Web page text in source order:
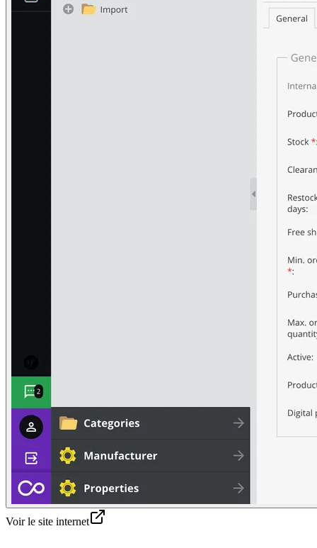
Voir le site internet